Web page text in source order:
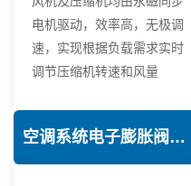
电机驱动，效率高，无极调
速，实现根据负载需求实时
调节压缩机转速和风量
空调系统电子膨胀阀热力学优化技术